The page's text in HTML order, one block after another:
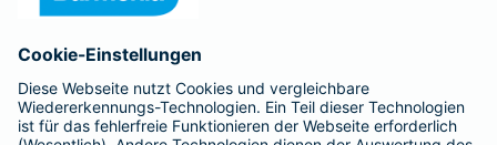
Barmenia ist Teil der BarmeniaGothaer
BELIEBTE SEITEN